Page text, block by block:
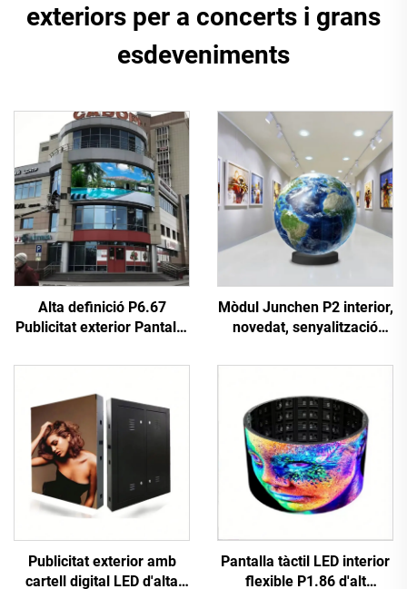
exteriors per a concerts i grans
esdeveniments
Alta definició P6.67
Publicitat exterior Pantalla
de pantalla digital LED a
Mòdul Junchen P2 interior,
novedat, senyalització
tàctil esfèrica flexible LED
minorista
Publicitat exterior amb
cartell digital LED d'alta
Pantalla tàctil LED interior
flexible P1.86 d'alt